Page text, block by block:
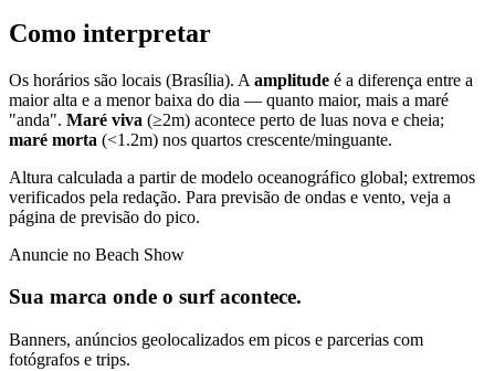
Como interpretar
Os horários são locais (Brasília). A amplitude é a diferença entre a
maior alta e a menor baixa do dia — quanto maior, mais a maré
"anda". Maré viva (≥2m) acontece perto de luas nova e cheia;
maré morta (<1.2m) nos quartos crescente/minguante.
Altura calculada a partir de modelo oceanográfico global; extremos
verificados pela redação. Para previsão de ondas e vento, veja a
página de previsão do pico.
Anuncie no Beach Show
Sua marca onde o surf acontece.
Banners, anúncios geolocalizados em picos e parcerias com
fotógrafos e trips.